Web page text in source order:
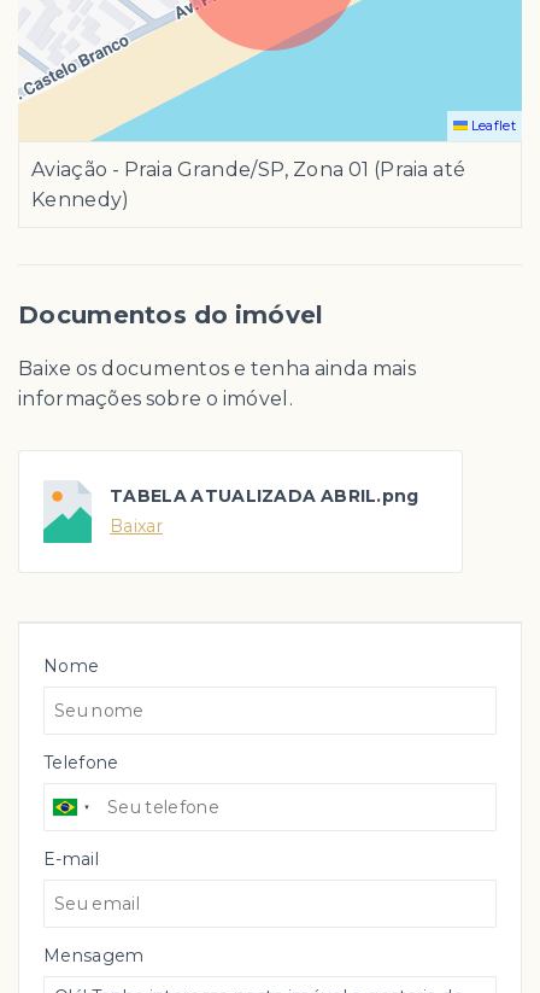
Nome
Telefone
E-mail
Mensagem
Leaflet
Aviação - Praia Grande/SP, Zona 01 (Praia até
Kennedy)
Documentos do imóvel
Baixe os documentos e tenha ainda mais
informações sobre o imóvel.
TABELA ATUALIZADA ABRIL.png
Baixar